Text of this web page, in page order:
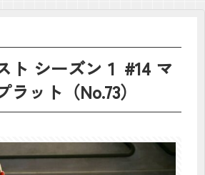
ト シーズン１ #14 マ
ット（No.73）